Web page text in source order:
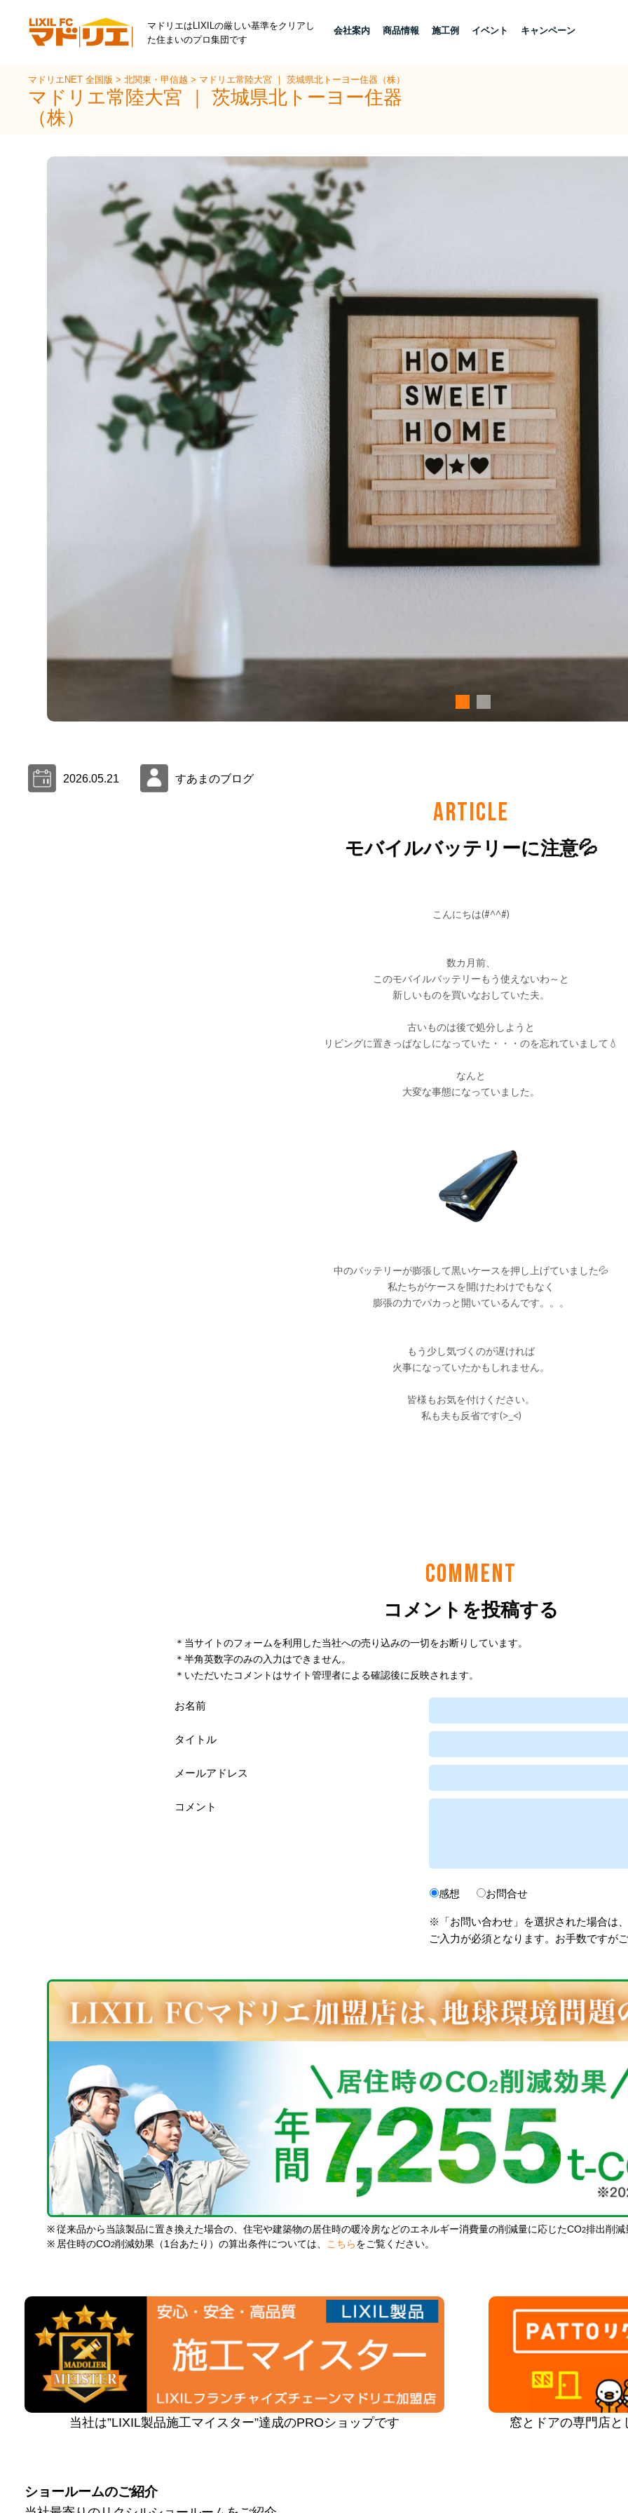
マドリエはLIXILの厳しい基準をクリアし
た住まいのプロ集団です
会社案内 商品情報 施工例 イベント キャンペーン
マドリエNET 全国版>北関東・甲信越> マドリエ常陸大宮 ｜ 茨城県北トーヨー住器（株）
マドリエ常陸大宮 ｜ 茨城県北トーヨー住器
（株）
2026.05.21 すあまのブログ
ARTICLE
モバイルバッテリーに注意💦
COMMENT
コメントを投稿する
＊当サイトのフォームを利用した当社への売り込みの一切をお断りしています。
＊半角英数字のみの入力はできません。
＊いただいたコメントはサイト管理者による確認後に反映されます。
お名前
タイトル
メールアドレス
コメント
感想 お問合せ
※「お問い合わせ」を選択された場合は
ご入力が必須となります。お手数ですが
※ 従来品から当該製品に置き換えた場合の、住宅や建築物の居住時の暖冷房などのエネルギー消費量の削減量に応じたCO2排出削減
※ 居住時のCO2削減効果（1台あたり）の算出条件については、 こちら をご覧ください。
当社は”LIXIL製品施工マイスター”達成のPROショップです 窓とドアの専門店
ショールームのご紹介